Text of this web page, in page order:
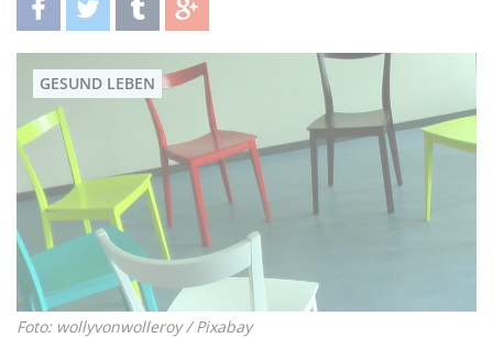
teilentwittern teilen teilen
GESUND LEBEN
Foto: wollyvonwolleroy / Pixabay